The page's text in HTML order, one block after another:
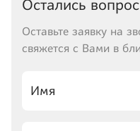
Остались
Оставьте заявку на
свяжется с Вами в